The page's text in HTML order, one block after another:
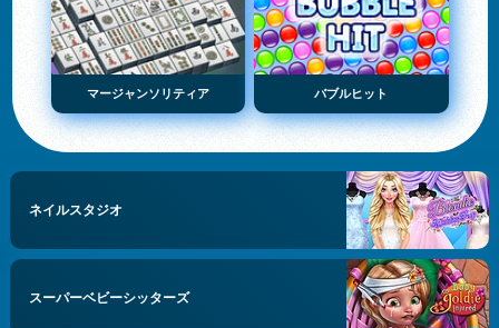
マージャンソリティア バブルヒット
ネイルスタジオ
スーパーベビーシッターズ